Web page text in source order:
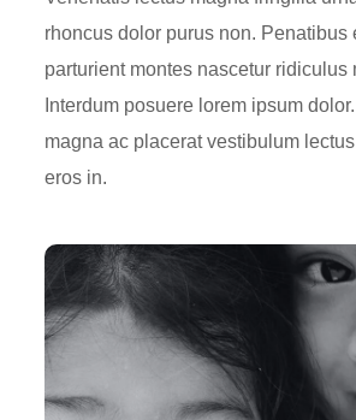
rhoncus dolor purus non. Penatibus
parturient montes nascetur ridiculus
Interdum posuere lorem ipsum
magna ac placerat vestibulum
eros in.